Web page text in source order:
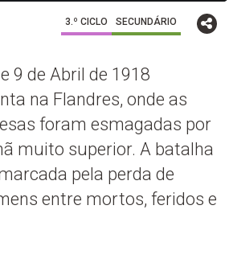
3.º CICLO SECUNDÁRIO
9 de Abril de 1918
na Flandres, onde as
foram esmagadas por
muito superior. A batalha
pela perda de
entre mortos, feridos e